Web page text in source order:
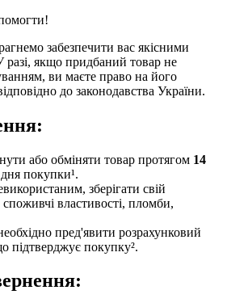
забезпечити вас якісними
разі, якщо придбаний товар не
ви маєте право на його
до законодавства України.
або обміняти товар протягом 14
покупки¹.
зберігати свій
властивості, пломби,
пред'явити розрахунковий
підтверджує покупку².